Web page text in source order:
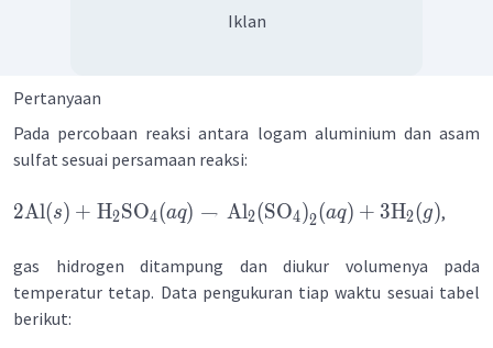
Iklan
Pertanyaan
Pada percobaan reaksi antara logam aluminium dan asam
sulfat sesuai persamaan reaksi:
2Al(s) + H2SO4(aq) → Al2(SO4)2(aq) + 3H2(g),
gas hidrogen ditampung dan diukur volumenya pada
temperatur tetap. Data pengukuran tiap waktu sesuai tabel
berikut: